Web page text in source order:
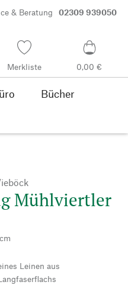
& Beratung 02309 939050
Merkliste 0,00 €
Bücher
Mühlviertler
Leinen aus